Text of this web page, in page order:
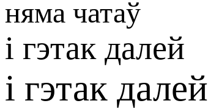
няма чатаў
і гэтак далей
і гэтак далей